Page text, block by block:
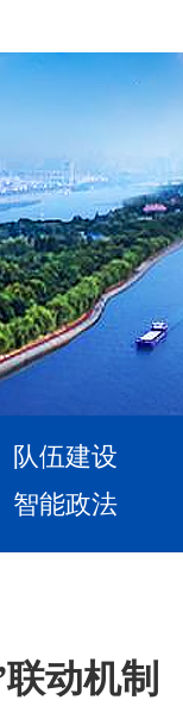
队伍建设
智能政法
动机制